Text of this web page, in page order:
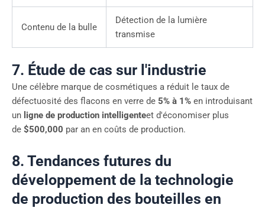
Contenu de la bulle
Détection de la lumière
transmise
7. Étude de cas sur l'industrie
Une célèbre marque de cosmétiques a réduit le taux de
défectuosité des flacons en verre de 5% à 1% en introduisant
un ligne de production intelligenteet d'économiser plus
de $500,000 par an en coûts de production.
8. Tendances futures du
développement de la technologie
de production des bouteilles en